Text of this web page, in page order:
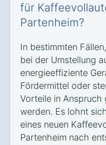
für
Partenheim?
In bestimmten
bei der Umstellung
energieeffiziente
Fördermittel oder
Vorteile in Anspruch
werden. Es lohnt
eines neuen
Partenheim nach